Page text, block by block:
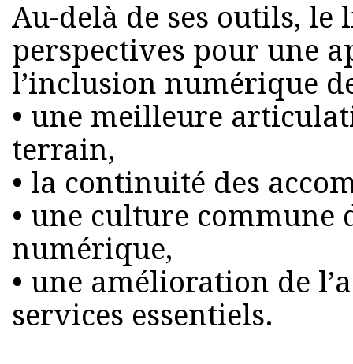
Au-delà de ses outils,
perspectives pour une
l’inclusion numérique
• une meilleure
terrain,
• la continuité des
• une culture commune
numérique,
• une amélioration de
services essentiels.